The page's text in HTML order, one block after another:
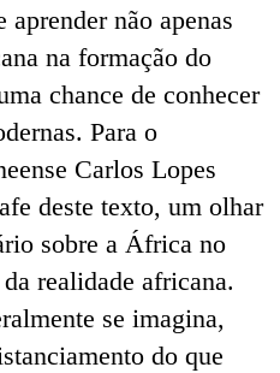
aprender não apenas
na formação do
chance de conhecer
Para o
Carlos Lopes
deste texto, um olhar
sobre a África no
realidade africana.
se imagina,
do que